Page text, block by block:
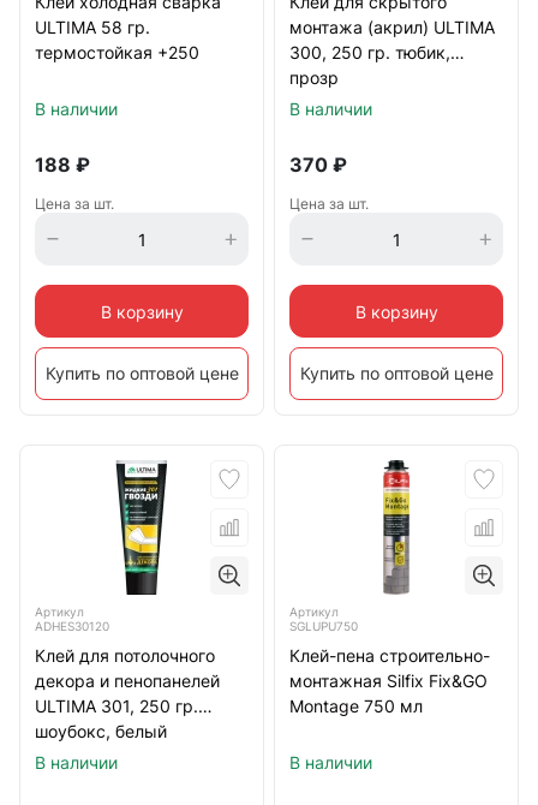
ULTIMA 58 гр.
термостойкая +250
В наличии
188 ₽
Цена за шт.
В корзину
Купить по оптовой цене
монтажа (акрил) ULTIMA
300, 250 гр. тюбик,
прозр
В наличии
370 ₽
Цена за шт.
В корзину
Купить по оптовой цене
Артикул
ADHES30120
Клей для потолочного
декора и пенопанелей
ULTIMA 301, 250 гр.
шоубокс, белый
В наличии
Артикул
SGLUPU750
Клей-пена строительно-
монтажная Silfix Fix&GO
Montage 750 мл
В наличии